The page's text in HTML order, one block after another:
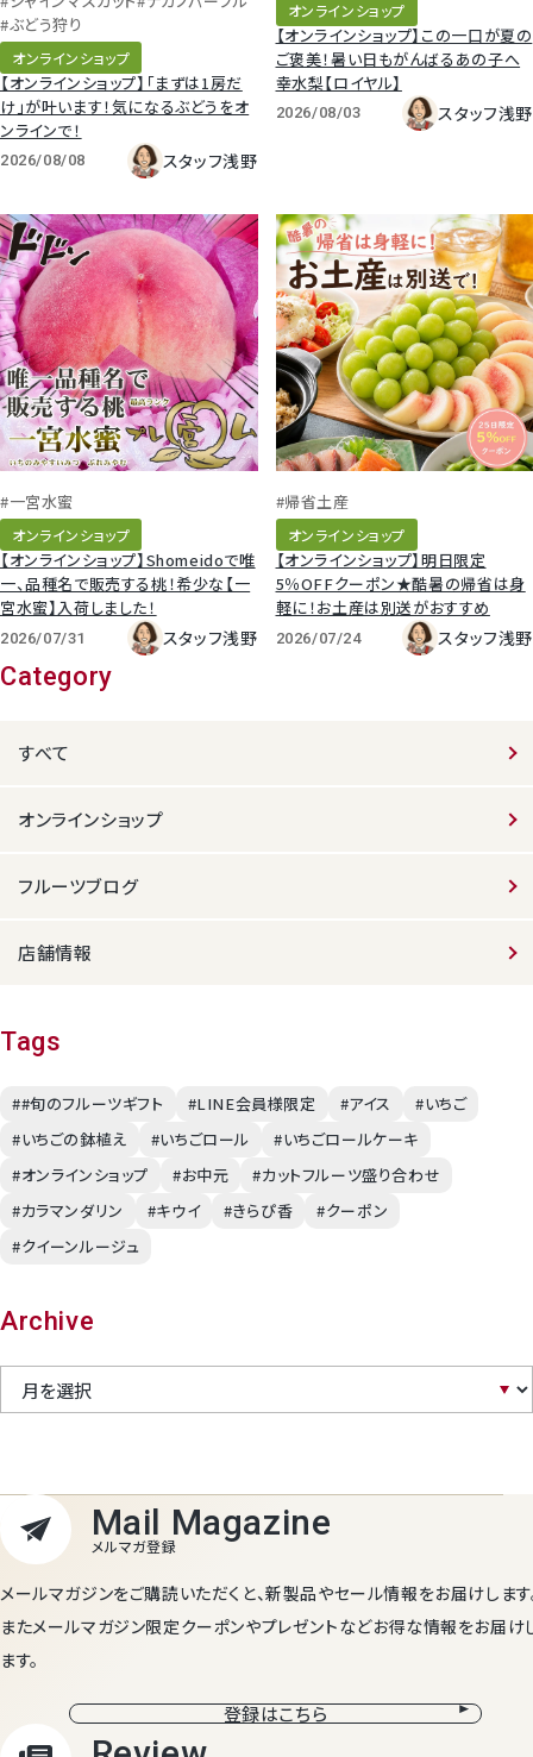
#ぶどう狩り
オンラインショップ
【オンラインショップ】「まずは1房だ
け」が叶います！気になるぶどうをオ
ンラインで！
2026/08/08 スタッフ浅野
オンラインショップ
【オンラインショップ】この一口が夏の
ご褒美！暑い日もがんばるあの子へ
幸水梨【ロイヤル】
2026/08/03 スタッフ浅野
#一宮水蜜
オンラインショップ
【オンラインショップ】Shomeidoで唯
一、品種名で販売する桃！希少な【一
宮水蜜】入荷しました！
2026/07/31 スタッフ浅野
#帰省土産
オンラインショップ
【オンラインショップ】明日限定
5％OFFクーポン★酷暑の帰省は身
軽に！お土産は別送がおすすめ
2026/07/24 スタッフ浅野
Category
すべて
オンラインショップ
フルーツブログ
店舗情報
Tags
##旬のフルーツギフト #LINE会員様限定 #アイス
#いちご
#いちごの鉢植え
#いちごロール
#いちごロールケーキ
#オンラインショップ
#お中元
#カットフルーツ盛り合わせ
#カラマンダリン
#キウイ #きらぴ香
#クーポン
#クイーンルージュ
Archive
メールマガジンをご購読いただくと、新製品やセール情報をお届けします
またメールマガジン限定クーポンやプレゼントなどお得な情報をお届け
ます。
登録はこちら